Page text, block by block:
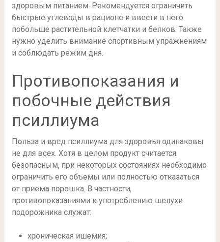
здоровым питанием. Рекомендуется ограничить
быстрые углеводы в рационе и ввести в него
побольше растительной клетчатки и белков. Также
нужно уделить внимание спортивным упражнениям
и соблюдать режим дня.
Противопоказания и
побочные действия
псиллиума
Польза и вред псиллиума для здоровья одинаковы
не для всех. Хотя в целом продукт считается
безопасным, при некоторых состояниях необходимо
ограничить его объемы или полностью отказаться
от приема порошка. В частности,
противопоказаниями к употреблению шелухи
подорожника служат:
хроническая ишемия;